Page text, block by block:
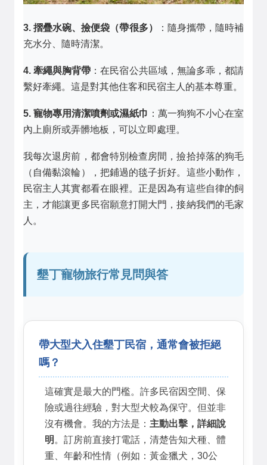
3. 摺疊水碗、撿便袋（帶很多）
：隨身攜帶，隨時補
充水分、隨時清潔。
4. 牽繩與胸背帶 ：在民宿公共區域，無論多乖，都請
繫好牽繩。這是對其他住客和民宿主人的基本尊重。
5. 寵物專用清潔噴劑或濕紙巾 ：萬一狗狗不小心在室
內上廁所或弄髒地板，可以立即處理。
我每次退房前，都會特別檢查房間，撿拾掉落的狗毛
（自備黏滾輪），把鋪過的毯子折好。這些小動作，
民宿主人其實都看在眼裡。正是因為有這些自律的飼
主，才能讓更多民宿願意打開大門，接納我們的毛家
人。
墾丁寵物旅行常見問與答
帶大型犬入住墾丁民宿，通常會被拒絕
嗎？
這確實是最大的門檻。許多民宿因空間、保
險或過往經驗，對大型犬較為保守。但並非
沒有機會。我的方法是： 主動出擊，詳細說
明 。訂房前直接打電話，清楚告知犬種、體
重、年齡和性情（例如：黃金獵犬，30公